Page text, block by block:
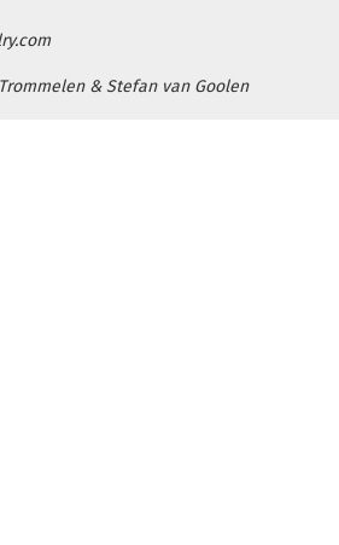
& Stefan van Goolen